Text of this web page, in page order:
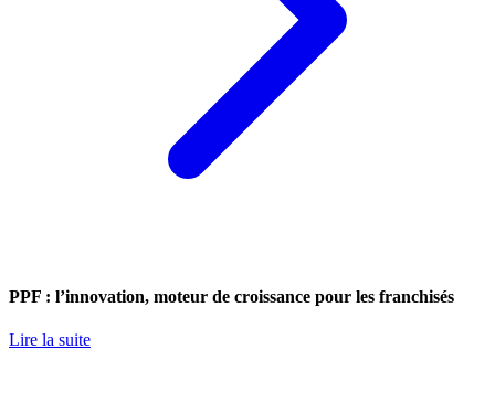
PPF : l’innovation, moteur de croissance pour les franchisés
Lire la suite